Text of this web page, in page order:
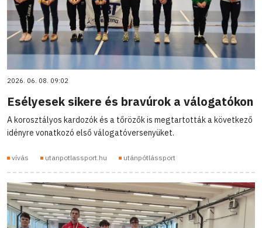
2026. 06. 08. 09:02
Esélyesek sikere és bravúrok a válogatókon
A korosztályos kardozók és a tőrözők is megtartották a következő
idényre vonatkozó első válogatóversenyüket.
vívás utanpotlassport.hu utánpótlássport